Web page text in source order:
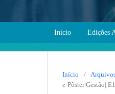
Início Edições
Início /
e-Pôster|Gestão|